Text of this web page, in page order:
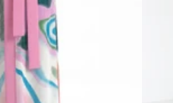
galeria